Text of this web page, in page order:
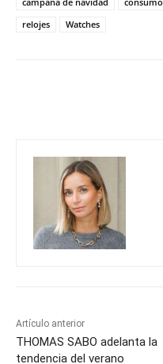
relojes
Watches
Artículo anterior
THOMAS SABO adelanta la
tendencia del verano